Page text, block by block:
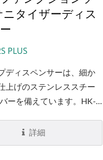
タイザーディス
PLUS
ディスペンサーは、細か
上げのステンレススチー
ーを備えています。HK-
詳細